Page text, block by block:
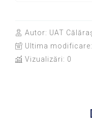
Autor: UAT
Ultima modificare:
Vizualizări: 0